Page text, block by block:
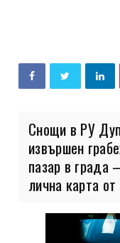
Снощи в РУ
извършен
пазар в града
лична карта от